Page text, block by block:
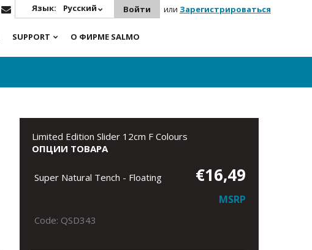
Язык: Русский Войти или Зарегистрироваться
SUPPORT О ФИРМЕ SALMO
Limited Edition Slider 12cm F Colours
ОПЦИИ ТОВАРА
Super Natural Tench - Floating €16,49
MSRP
Code: QSD343